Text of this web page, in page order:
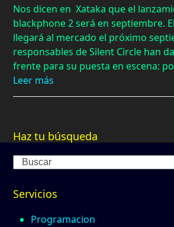
Nos dicen en Xataka que el
blackphone 2 será en septiembre.
llegará al mercado el próximo
responsables de Silent Circle han
frente para su puesta en escena:
Leer más
Haz tu búsqueda
Search
Servicios
Programacion